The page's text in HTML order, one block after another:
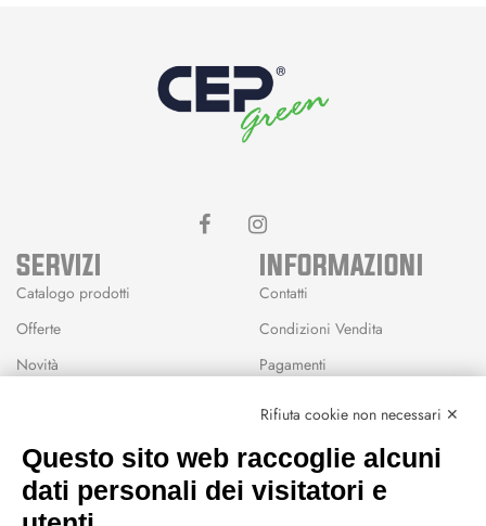
SERVIZI
Catalogo prodotti
Offerte
Novità
Wishlist
INFORMAZIONI
Contatti
Condizioni Vendita
Pagamenti
CEP GREEN
Rifiuta cookie non necessari ✕
Questo sito web raccoglie alcuni
dati personali dei visitatori e